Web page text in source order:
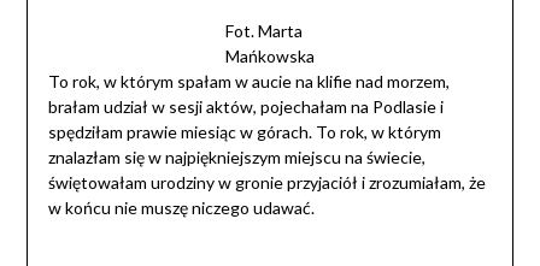
Fot. Marta
Mańkowska
To rok, w którym spałam w aucie na klifie nad morzem,
brałam udział w sesji aktów, pojechałam na Podlasie i
spędziłam prawie miesiąc w górach. To rok, w którym
znalazłam się w najpiękniejszym miejscu na świecie,
świętowałam urodziny w gronie przyjaciół i zrozumiałam, że
w końcu nie muszę niczego udawać.